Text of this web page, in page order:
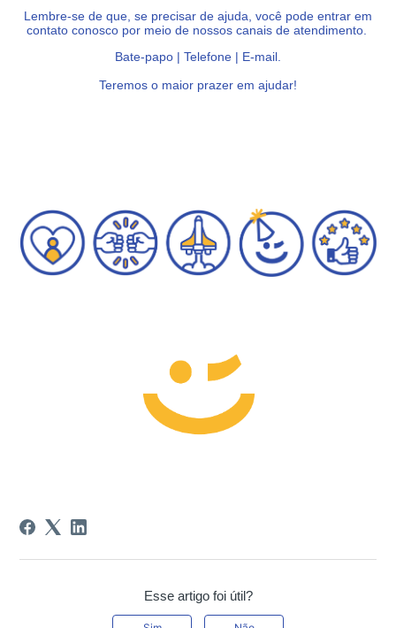
Lembre-se de que, se precisar de ajuda, você pode entrar em
contato conosco por meio de nossos canais de atendimento.
Bate-papo | Telefone | E-mail.
Teremos o maior prazer em ajudar!
Esse artigo foi útil?